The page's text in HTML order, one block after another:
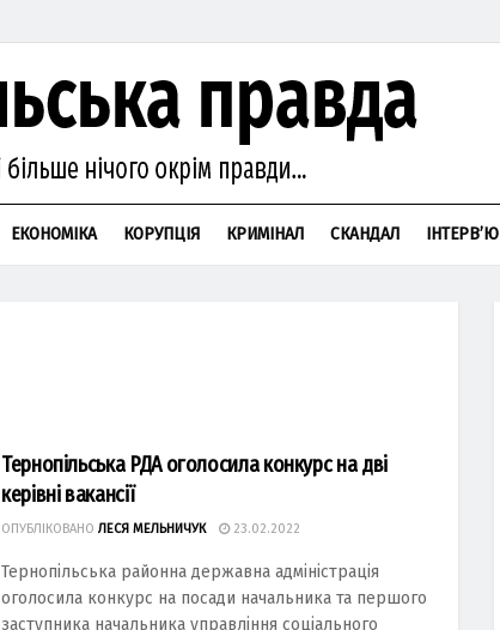
ЕКОНОМІКА КОРУПЦІЯ КРИМІНАЛ СКАНДАЛ ІНТЕРВ’Ю
Тернопільська РДА оголосила конкурс на дві
керівні вакансії
ОПУБЛІКОВАНО ЛЕСЯ МЕЛЬНИЧУК 23.02.2022
Тернопільська районна державна адміністрація
оголосила конкурс на посади начальника та першого
заступника начальника управління соціального